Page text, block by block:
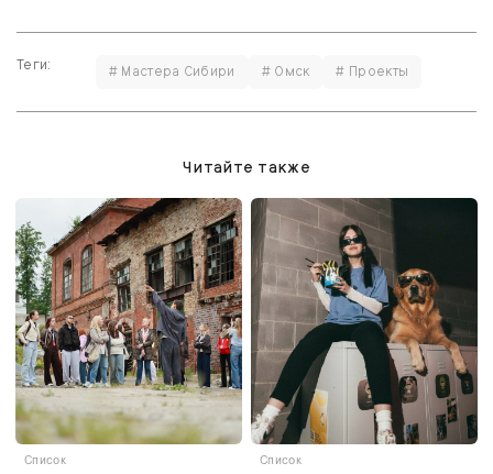
Теги: # Мастера Сибири # Омск # Проекты
Читайте также
Список Список